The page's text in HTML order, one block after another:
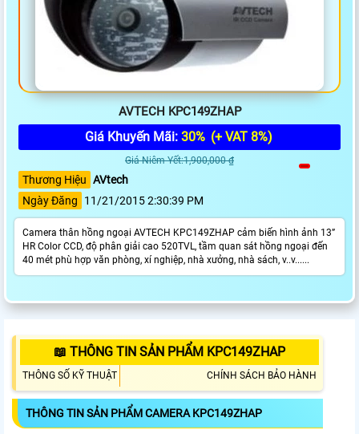
AVTECH KPC149ZHAP
Giá Khuyến Mãi: 30% (+ VAT 8%)
Giá Niêm Yết:1,900,000 ₫
Thương Hiệu AVtech
Ngày Đăng
11/21/2015 2:30:39 PM
Camera thân hồng ngoại AVTECH KPC149ZHAP cảm biến hình ảnh 13”
HR Color CCD, độ phân giải cao 520TVL, tầm quan sát hồng ngoại đến
40 mét phù hợp văn phòng, xí nghiệp, nhà xưởng, nhà sách, v..v......
📖 THÔNG TIN SẢN PHẨM KPC149ZHAP
THÔNG SỐ KỸ THUẬT CHÍNH SÁCH BẢO HÀNH
THÔNG TIN SẢN PHẨM CAMERA KPC149ZHAP